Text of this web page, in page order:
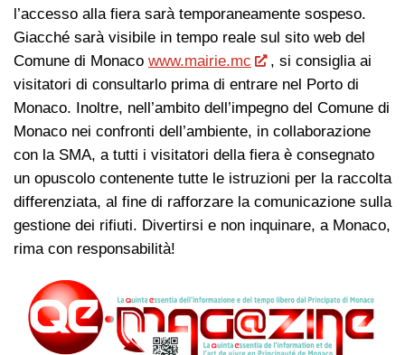
l’accesso alla fiera sarà temporaneamente sospeso.
Giacché sarà visibile in tempo reale sul sito web del
Comune di Monaco www.mairie.mc
, si consiglia ai
visitatori di consultarlo prima di entrare nel Porto di
Monaco. Inoltre, nell’ambito dell’impegno del Comune di
Monaco nei confronti dell’ambiente, in collaborazione
con la SMA, a tutti i visitatori della fiera è consegnato
un opuscolo contenente tutte le istruzioni per la raccolta
differenziata, al fine di rafforzare la comunicazione sulla
gestione dei rifiuti. Divertirsi e non inquinare, a Monaco,
rima con responsabilità!